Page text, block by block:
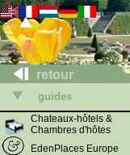
retour
guides
Chateaux-hôtels &
Chambres d'hôtes
EdenPlaces Europe